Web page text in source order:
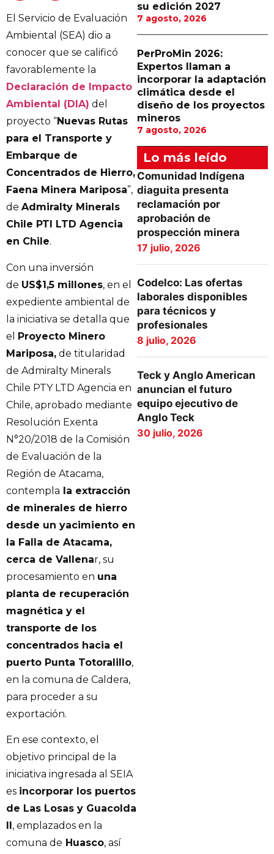
El Servicio de Evaluación
Ambiental (SEA) dio a
conocer que se calificó
favorablemente la
Declaración de Impacto
Ambiental (DIA) del
proyecto “Nuevas Rutas
para el Transporte y
Embarque de
Concentrados de Hierro,
Faena Minera Mariposa”,
de Admiralty Minerals
Chile PTI LTD Agencia
en Chile.
Con una inversión
de US$1,5 millones, en el
expediente ambiental de
la iniciativa se detalla que
el Proyecto Minero
Mariposa, de titularidad
de Admiralty Minerals
Chile PTY LTD Agencia en
Chile, aprobado mediante
Resolución Exenta
N°20/2018 de la Comisión
de Evaluación de la
Región de Atacama,
contempla la extracción
de minerales de hierro
desde un yacimiento en
la Falla de Atacama,
cerca de Vallenar, su
procesamiento en una
planta de recuperación
magnética y el
transporte de los
concentrados hacia el
puerto Punta Totoralillo,
en la comuna de Caldera,
para proceder a su
exportación.
En ese contexto, el
objetivo principal de la
iniciativa ingresada al SEIA
es incorporar los puertos
de Las Losas y Guacolda
II, emplazados en la
comuna de Huasco, así
su edición 2027
7 agosto, 2026
PerProMin 2026:
Expertos llaman a
incorporar la adaptación
climática desde el
diseño de los proyectos
mineros
7 agosto, 2026
Lo más leído
Comunidad Indígena
diaguita presenta
reclamación por
aprobación de
prospección minera
17 julio, 2026
Codelco: Las ofertas
laborales disponibles
para técnicos y
profesionales
8 julio, 2026
Teck y Anglo American
anuncian el futuro
equipo ejecutivo de
Anglo Teck
30 julio, 2026